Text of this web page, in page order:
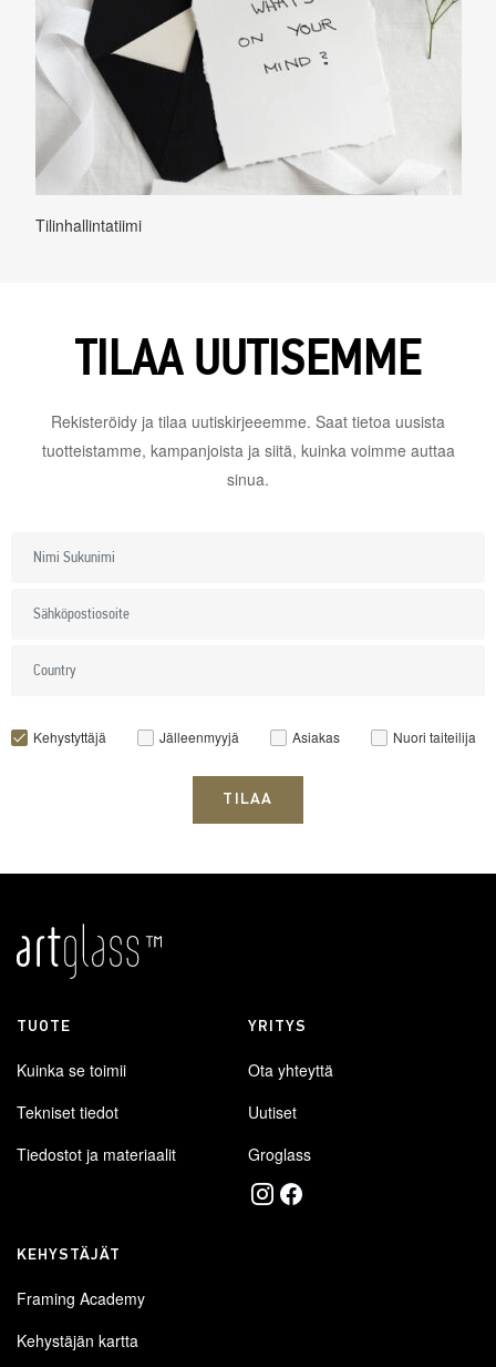
Tilinhallintatiimi
TILAA UUTISEMME
Rekisteröidy ja tilaa uutiskirjeeemme. Saat tietoa uusista
tuotteistamme, kampanjoista ja siitä, kuinka voimme auttaa
sinua.
Kehystyttäjä Jälleenmyyjä Asiakas Nuori taiteilija
TILAA
TUOTE
Kuinka se toimii
Tekniset tiedot
Tiedostot ja materiaalit
YRITYS
Ota yhteyttä
Uutiset
Groglass
KEHYSTÄJÄT
Framing Academy
Kehystäjän kartta